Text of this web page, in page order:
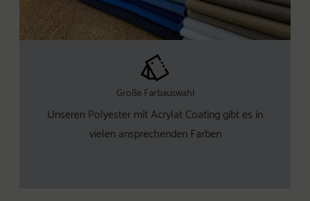
Große Farbauswahl
Unseren Polyester mit Acrylat Coating gibt es in
vielen ansprechenden Farben